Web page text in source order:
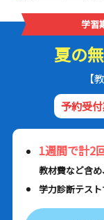
学習
夏の
【
予約受
1週間で計2
教材費など含め
学力診断テス